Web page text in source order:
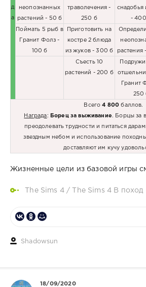
д
а
неопознанных
растений - 50 б
траволечения -
250 б
снадобья
-
Поймать 5 рыб в
Гранит Фолз -
100 б
Приготовить на
костре 2 блюда
из жуков - 300 б растения
Съесть 10
растений - 200 б
Гранит
250
Всего4 800 баллов.
Награда: Борец за выживание . Борцы за
преодолевать трудности и питаться
звездным небом и использование
доставляют им кучу
Жизненные цели из базовой игры
The Sims 4/ The Sims 4 В поход
Shadowsun
18/09/2020